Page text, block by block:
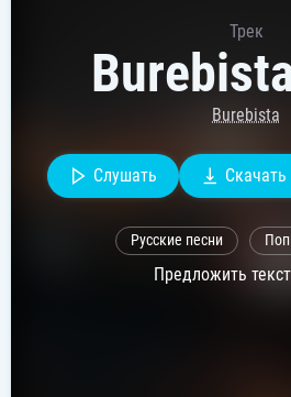
Трек
Burebista
Слушать Скачать
Русские песни Поп
Предложить